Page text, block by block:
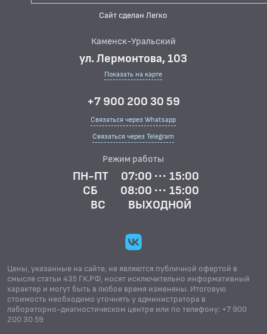
Сайт сделан Легко
Каменск-Уральский
ул. Лермонтова, 103
Показать на карте
+7 900 200 30 59
Связаться через Whatsapp
Связаться через Telegram
Режим работы
ПН-ПТ
07:00 ··· 15:00
СБ
08:00 ··· 15:00
ВС
ВЫХОДНОЙ
Цены, указанные на сайте, не являются публичной офертой в
смысле статьи 435 ГК.РФ, носят исключительно информативный
характер и могут быть в любое время изменены. Итоговую
стоимость необходимо уточнять у администратора в
лабораторно-диагностическом центре или по телефону: +7 900
200 30 59